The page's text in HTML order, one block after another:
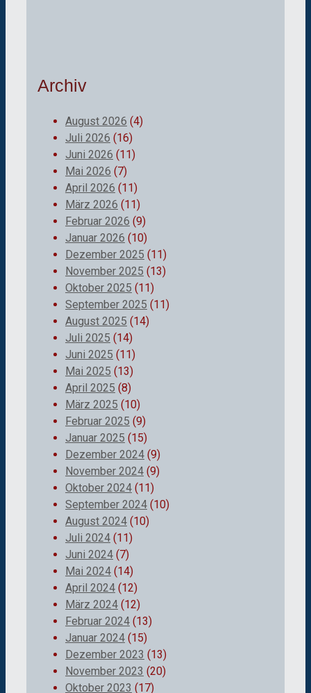
Archiv
August 2026 (4)
Juli 2026 (16)
Juni 2026 (11)
Mai 2026 (7)
April 2026 (11)
März 2026 (11)
Februar 2026 (9)
Januar 2026 (10)
Dezember 2025 (11)
November 2025 (13)
Oktober 2025 (11)
September 2025 (11)
August 2025 (14)
Juli 2025 (14)
Juni 2025 (11)
Mai 2025 (13)
April 2025 (8)
März 2025 (10)
Februar 2025 (9)
Januar 2025 (15)
Dezember 2024 (9)
November 2024 (9)
Oktober 2024 (11)
September 2024 (10)
August 2024 (10)
Juli 2024 (11)
Juni 2024 (7)
Mai 2024 (14)
April 2024 (12)
März 2024 (12)
Februar 2024 (13)
Januar 2024 (15)
Dezember 2023 (13)
November 2023 (20)
Oktober 2023 (17)